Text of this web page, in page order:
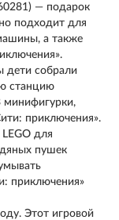
— подарок
подходит для
а также
дети собрали
станцию
минифигурки,
приключения».
для
пушек
приключения»
Этот игровой